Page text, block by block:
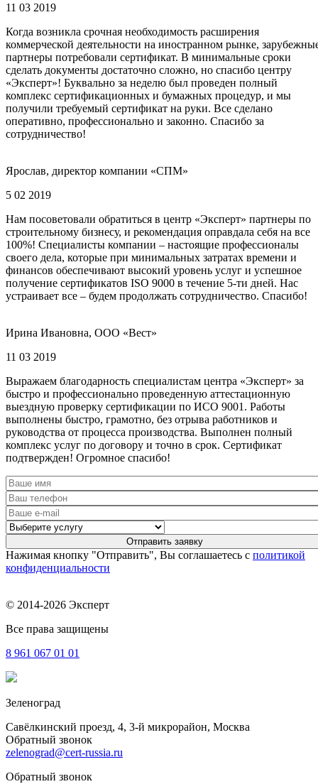
11 03 2019
Когда возникла срочная необходимость расширения
коммерческой деятельности на иностранном рынке,
партнеры потребовали сертификат. В минимальные сроки
сделать документы достаточно сложно, но спасибо центру
«Эксперт»! Буквально за неделю был проведен полный
комплекс сертификационных и бумажных процедур, и мы
получили требуемый сертификат на руки. Все сделано
оперативно, профессионально и законно. Спасибо за
сотрудничество!
Ярослав, директор компании «СПМ»
5 02 2019
Нам посоветовали обратиться в центр «Эксперт» партнеры по
строительному бизнесу, и рекомендация оправдала себя на все
100%! Специалисты компании – настоящие профессионалы
своего дела, которые при минимальных затратах времени и
финансов обеспечивают высокий уровень услуг и успешное
получение сертификатов ISO 9000 в течение 5-ти дней. Нас
устраивает все – будем продолжать сотрудничество. Спасибо!
Ирина Ивановна, ООО «Вест»
11 03 2019
Выражаем благодарность специалистам центра «Эксперт» за
быстро и профессионально проведенную аттестационную
выездную проверку сертификации по ИСО 9001. Работы
выполнены быстро, грамотно, без отрыва работников и
руководства от процесса производства. Выполнен полный
комплекс услуг по договору и точно в срок. Сертификат
подтвержден! Огромное спасибо!
Нажимая кнопку "Отправить", Вы соглашаетесь с политикой
конфиденциальности
© 2014-2026 Эксперт
Все права защищены
8 961 067 01 01
Зеленоград
Савёлкинский проезд, 4, 3-й микрорайон, Москва
Обратный звонок
zelenograd@cert-russia.ru
Обратный звонок